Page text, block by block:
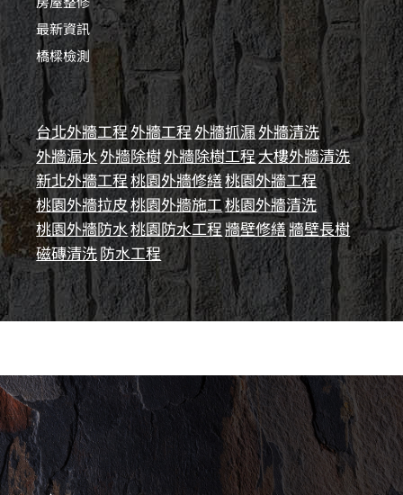
最新資訊
橋樑檢測
台北外牆工程外牆工程 外牆抓漏外牆清洗
外牆漏水外牆除樹外牆除樹工程大樓外牆清洗
新北外牆工程 桃園外牆修繕桃園外牆工程
桃園外牆拉皮 桃園外牆施工 桃園外牆清洗
桃園外牆防水桃園防水工程 牆壁修繕牆壁長樹
磁磚清洗 防水工程